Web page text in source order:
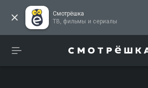
Смотрёшка
ТВ, фильмы и сериалы